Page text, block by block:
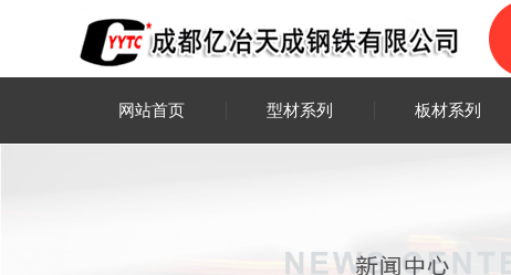
网站首页 型材系列 板材系列